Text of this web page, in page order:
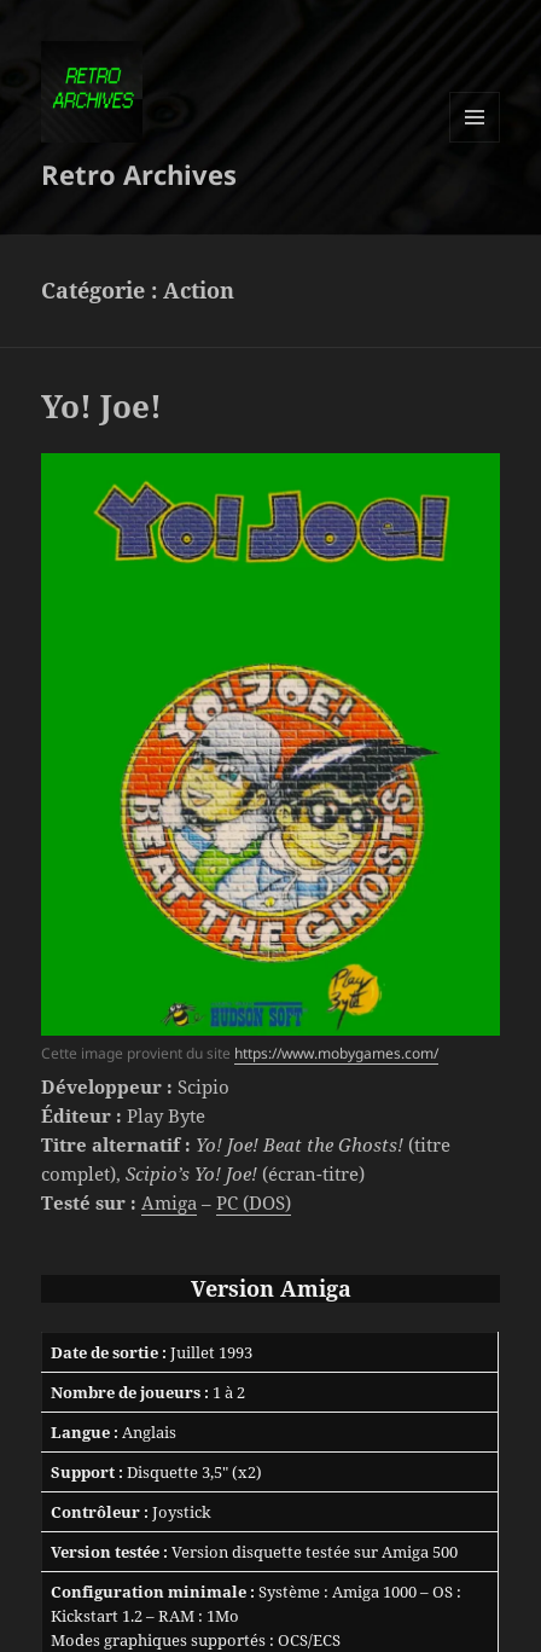
Retro Archives
Catégorie :Action
Yo! Joe!
Cette image provient du site https://www.mobygames.com/
Développeur : Scipio
Éditeur : Play Byte
Titre alternatif : Yo! Joe! Beat the Ghosts! (titre
complet),Scipio’s Yo! Joe! (écran-titre)
Testé sur : Amiga –PC (DOS)
Version Amiga
Date de sortie : Juillet 1993
Nombre de joueurs : 1 à 2
Langue : Anglais
Support : Disquette 3,5″ (x2)
Contrôleur : Joystick
Version testée : Version disquette testée sur Amiga 500
Configuration minimale : Système : Amiga 1000 – OS :
Kickstart 1.2 – RAM : 1Mo
Modes graphiques supportés : OCS/ECS